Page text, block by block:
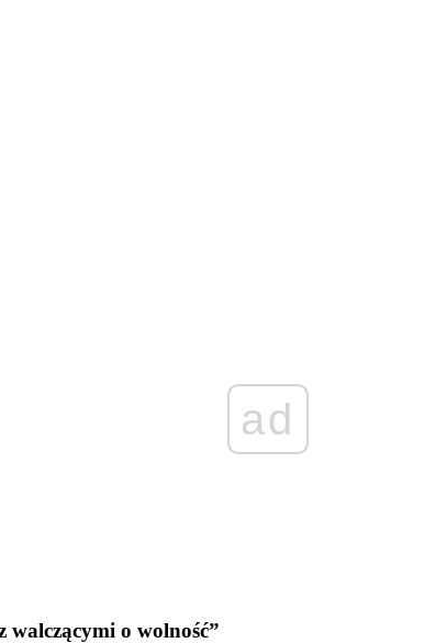
ad
o wolność”